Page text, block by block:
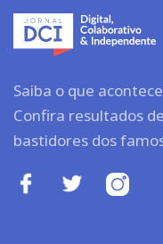
Saiba o que
Confira resultados
bastidores dos